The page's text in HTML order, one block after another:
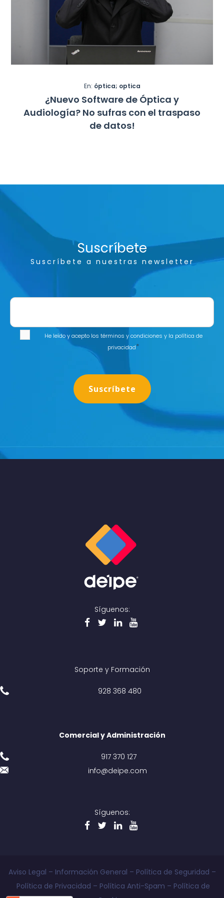
En: óptica; optica
¿Nuevo Software de Óptica y
Audiología? No sufras con el traspaso
de datos!
Suscríbete
Suscríbete a nuestras newsletter
He leído y acepto los términos y condiciones y la política de
privacidad*
Síguenos:
Soporte y Formación
928 368 480
Comercial y Administración
917 370 127
info@deipe.com
Síguenos:
Aviso Legal – Información General – Política de Seguridad –
Política de Privacidad – Política Anti-Spam – Política de